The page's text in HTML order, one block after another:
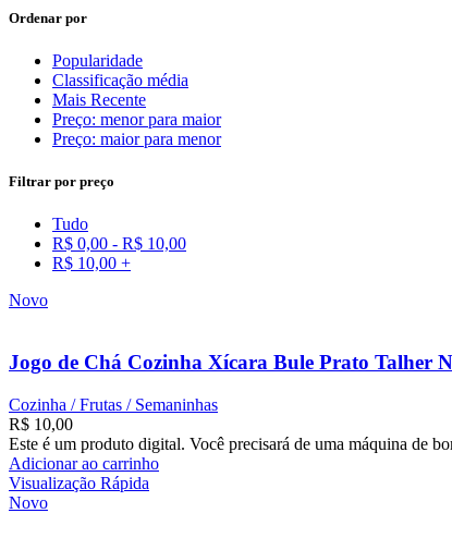
Ordenar por
Popularidade
Classificação média
Mais Recente
Preço: menor para maior
Preço: maior para menor
Filtrar por preço
Tudo
R$ 0,00 - R$ 10,00
R$ 10,00 +
Novo
Jogo de Chá Cozinha Xícara Bule Prato Talher
Cozinha / Frutas / Semaninhas
R$ 10,00
Este é um produto digital. Você precisará de uma máquina de
Adicionar ao carrinho
Visualização Rápida
Novo